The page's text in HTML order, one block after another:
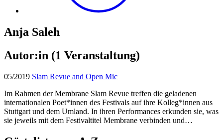
Anja Saleh
Autor:in (1 Veranstaltung)
05/2019 Slam Revue and Open Mic
Im Rahmen der Membrane Slam Revue treffen die geladenen
internationalen Poet*innen des Festivals auf ihre Kolleg*innen aus
Stuttgart und dem Umland. In ihren Performances erkunden sie, was
sie jeweils mit dem Festivaltitel Membrane verbinden und…